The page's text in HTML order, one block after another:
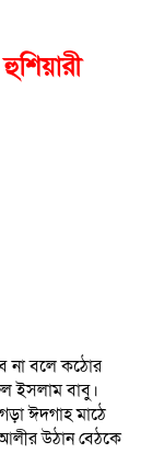
না বলে কঠোর
ইসলাম বাবু।
ঈদগাহ মাঠে
উঠান বেঠকে